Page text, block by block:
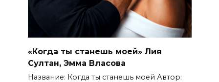
«Когда ты станешь моей» Лия
Султан, Эмма Власова
Название: Когда ты станешь моей Автор: